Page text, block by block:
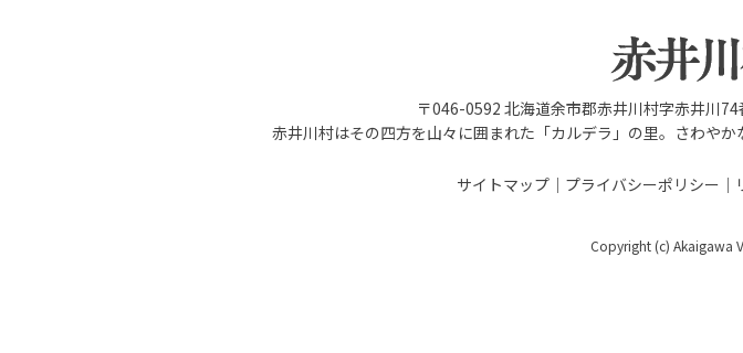
〒046-0592 北海道余市郡赤井川村字赤井
赤井川村はその四方を山々に囲まれた「カルデラ」の里。さわや
サイトマップ プライバシーポリシー
Copyright (c) Akaigawa